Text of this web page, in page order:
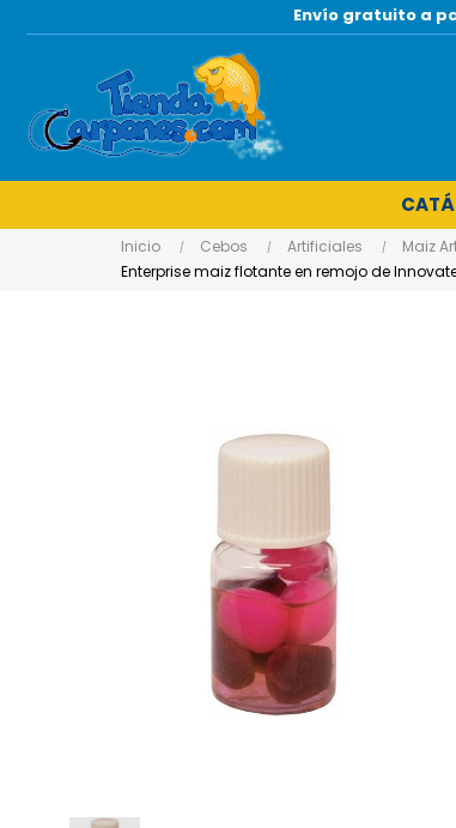
Envío gratuito a
Inicio Cebos Artificiales Maiz
Enterprise maiz flotante en remojo de